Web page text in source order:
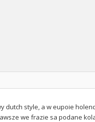
style, a w eupoie
we frazie sa podane